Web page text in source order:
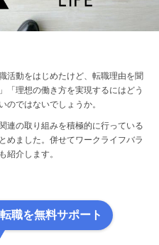
活動をはじめたけど、転職理由を聞
「理想の働き方を実現するにはどう
のではないでしょうか。
連の取り組みを積極的に行っている
めました。併せてワークライフバラ
紹介します。
職を無料サポート